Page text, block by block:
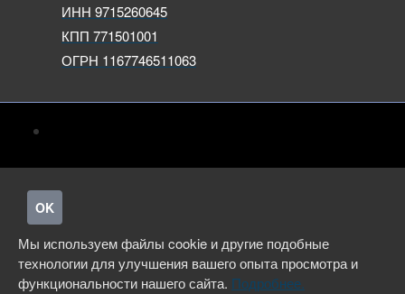
ИНН 9715260645
КПП 771501001
ОГРН 1167746511063
OK
Мы используем файлы cookie и другие подобные
технологии для улучшения вашего опыта просмотра и
функциональности нашего сайта. Подробнее.